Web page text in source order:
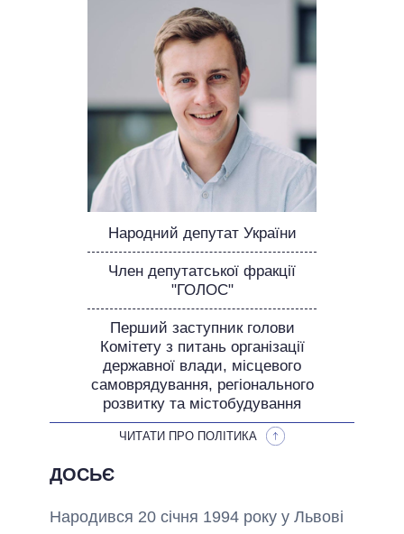
НЕВИКОНАНІ ОБІЦЯНКИ
ОБІЦЯНКИ У ПРОЦЕСІ
ВСІ ОБІЦЯНКИ
АРХІВНІ ОБІЦЯНКИ
Народний депутат України
Член депутатської фракції
"ГОЛОС"
Перший заступник голови
Комітету з питань організації
державної влади, місцевого
самоврядування, регіонального
розвитку та містобудування
ЧИТАТИ ПРО ПОЛІТИКА
ДОСЬЄ
Народився 20 січня 1994 року у Львові